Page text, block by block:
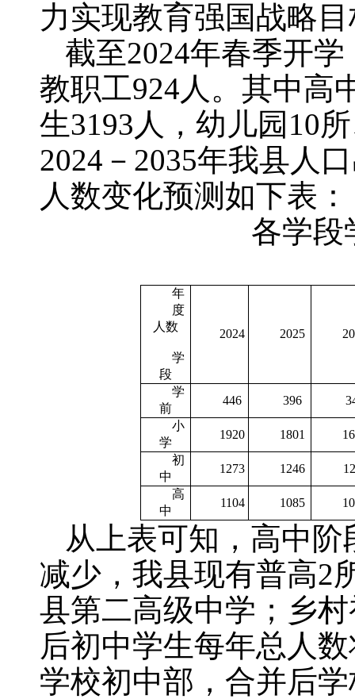
力实现教育强国战略
截至2024年春季开
教职工924人。其中高
生3193人，幼儿园10
2024－2035年我县人
人数变化预测如下表：
各学段
年
度
人数
学
段
2024 2025
学
前
446 396
小
学
1920 1801
初
中
1273 1246
高
中
1104 1085
从上表可知，高中
减少，我县现有普高2
县第二高级中学；乡
后初中学生每年总人
学校初中部，合并后